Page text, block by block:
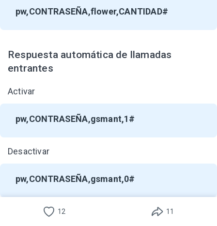
English
Deutsch
Português
Türkçe
Português(Brasil)
Indonesian 12 11
pw,CONTRASEÑA,flower,CANTIDAD#
Respuesta automática de llamadas
entrantes
Activar
pw,CONTRASEÑA,gsmant,1#
Desactivar
pw,CONTRASEÑA,gsmant,0#